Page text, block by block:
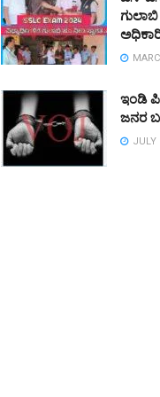
ಇಂಡಿ
ಜನರ
JULY